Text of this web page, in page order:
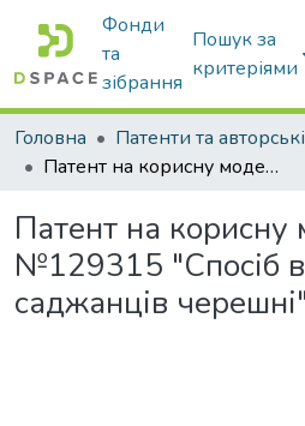
Фонди
та
зібрання
Пошук за
критеріями
Головна
Патент на корисну модель №129315 "Спосіб вирощування саджанців черешні"
Патент на корисну
№129315 "Спосіб
саджанців